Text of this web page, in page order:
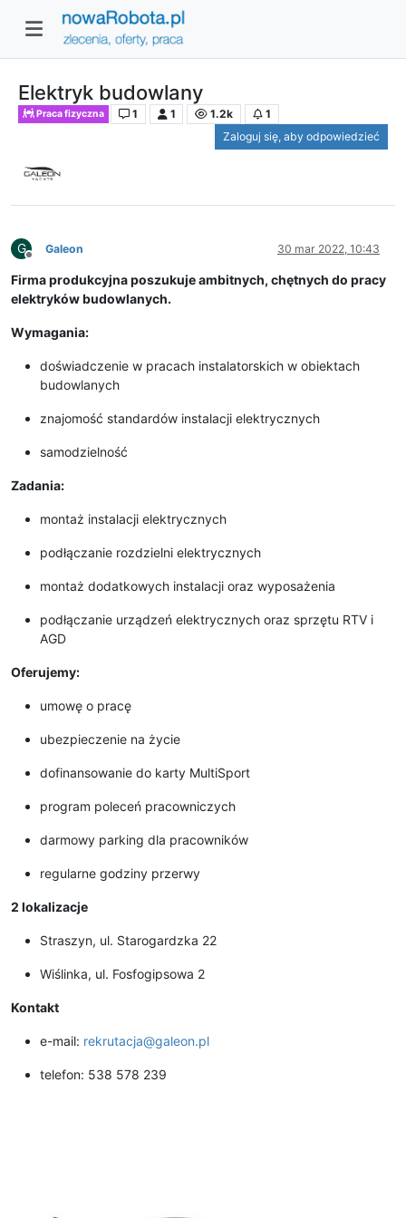
Elektryk budowlany
Praca fizyczna 1 1 1.2k
1
Zaloguj się, aby odpowiedzieć
G
Niedostępny
Galeon 30 mar 2022, 10:43
Firma produkcyjna poszukuje ambitnych, chętnych do pracy
elektryków budowlanych.
Wymagania:
doświadczenie w pracach instalatorskich w obiektach
budowlanych
znajomość standardów instalacji elektrycznych
samodzielność
Zadania:
montaż instalacji elektrycznych
podłączanie rozdzielni elektrycznych
montaż dodatkowych instalacji oraz wyposażenia
podłączanie urządzeń elektrycznych oraz sprzętu RTV i
AGD
Oferujemy:
umowę o pracę
ubezpieczenie na życie
dofinansowanie do karty MultiSport
program poleceń pracowniczych
darmowy parking dla pracowników
regularne godziny przerwy
2 lokalizacje
Straszyn, ul. Starogardzka 22
Wiślinka, ul. Fosfogipsowa 2
Kontakt
e-mail: rekrutacja@galeon.pl
telefon: 538 578 239